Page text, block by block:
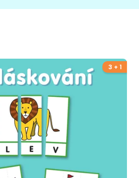
3 + 1